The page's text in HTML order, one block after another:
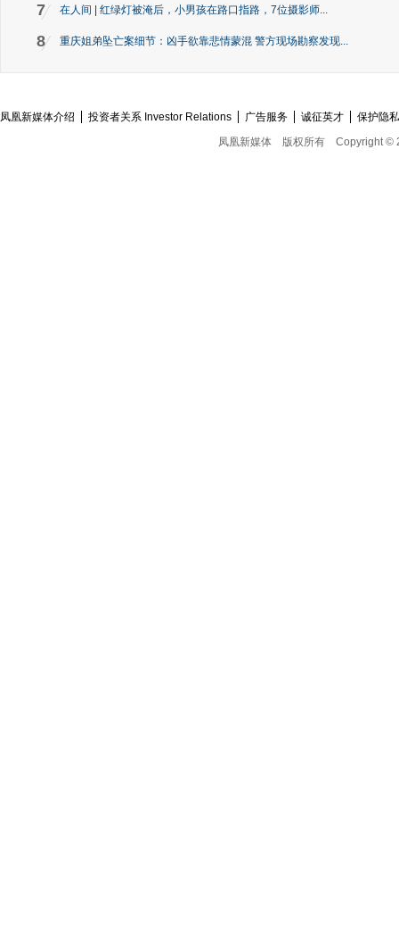
7 在人间 | 红绿灯被淹后，小男孩在路口指路，7位摄影师...
8 重庆姐弟坠亡案细节：凶手欲靠悲情蒙混 警方现场勘察发现...
凤凰新媒体介绍 投资者关系 Investor Relations 广告服务 诚征英才
保护隐
凤凰新媒体
版权所有 Copyright ©